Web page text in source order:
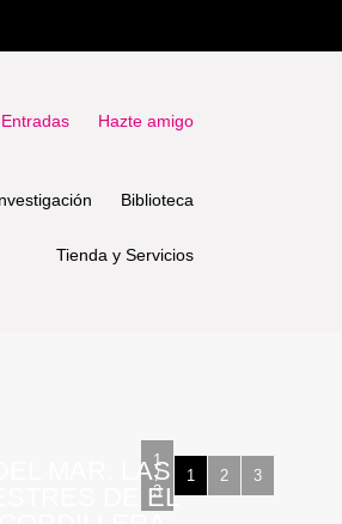
Hazte amigo
Biblioteca
Tienda y Servicios
MAR. LAS
DE EL
1
/
3
1 2 3